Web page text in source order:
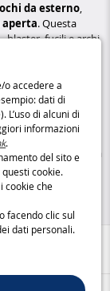
o accedere a
dati di
L’uso di alcuni di
informazioni
.
del sito e
cookie.
cookie che
facendo clic sul
dati personali.
da esterno,
aperta. Questa
blaster, fucili e archi
anche i nostri
articoli per
I nostrigiochi da
, il
sicurezza. Esplora
vera avventura!